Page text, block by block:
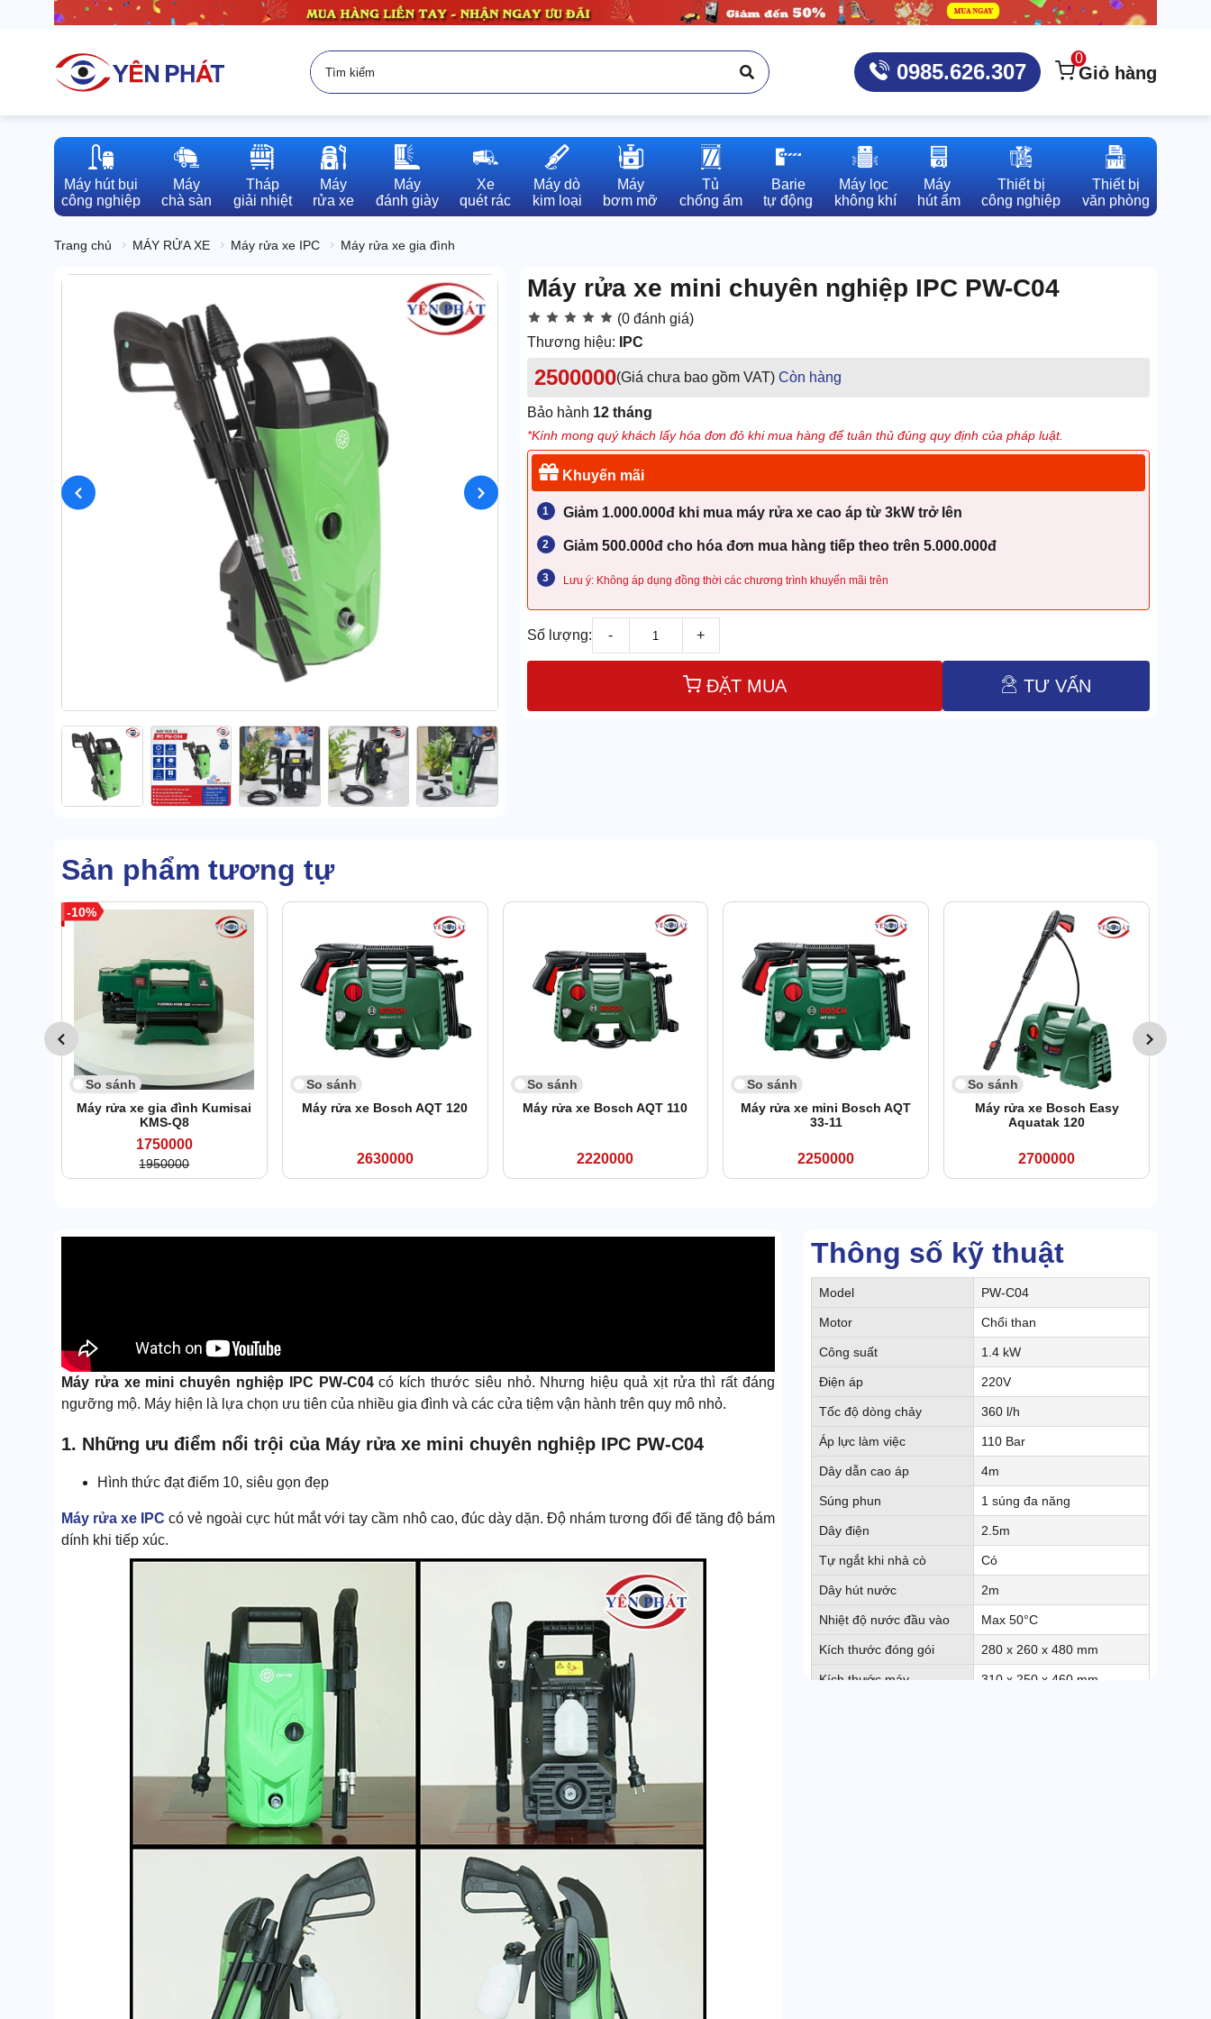
0985.626.307
0
Giỏ hàng
Máy hút bụi
công nghiệp
Máy
chà sàn
Tháp
giải nhiệt
Máy
rửa xe
Máy
đánh giày
Xe
quét rác
Máy dò
kim loại
Máy
bơm mỡ
Tủ
chống ẩm
Barie
tự động
Máy lọc
không khí
Máy
hút ẩm
Thiết bị
công nghiệp
Thiết bị
văn phòng
Trang chủ MÁY RỬA XE Máy rửa xe IPC Máy rửa xe gia đình
Máy rửa xe mini chuyên nghiệp IPC PW-C04
(0 đánh giá)
Thương hiệu:
IPC
2500000(Giá chưa bao gồm VAT) Còn hàng
Bảo hành 12 tháng
*Kính mong quý khách lấy hóa đơn đỏ khi mua hàng để tuân thủ đúng quy định của pháp luật.
Khuyến mãi
Giảm 1.000.000đ khi mua máy rửa xe cao áp từ 3kW trở lên
Giảm 500.000đ cho hóa đơn mua hàng tiếp theo trên 5.000.000đ
Lưu ý: Không áp dụng đồng thời các chương trình khuyến mãi trên
Số lượng: - +
ĐẶT MUA TƯ VẤN
Sản phẩm tương tự
10
So sánh
Máy rửa xe gia đình Kumisai
KMS-Q8
1750000
1950000
So sánh
Máy rửa xe Bosch AQT 120
2630000
So sánh
Máy rửa xe Bosch AQT 110
2220000
So sánh
Máy rửa xe mini Bosch AQT
33-11
2250000
So sánh
Máy rửa xe Bosch Easy
Aquatak 120
2700000
Thông số kỹ thuật
Model PW-C04
Motor Chổi than
Công suất 1.4 kW
Điện áp 220V
Tốc độ dòng chảy 360 l/h
Áp lực làm việc 110 Bar
Dây dẫn cao áp 4m
Súng phun 1 súng đa năng
Dây điện 2.5m
Tự ngắt khi nhả cò Có
Dây hút nước 2m
Nhiệt độ nước đầu vào Max 50°C
Kích thước đóng gói 280 x 260 x 480 mm
Kích thước máy 310 x 250 x 460 mm
Máy rửa xe mini chuyên nghiệp IPC PW-C04có kích thước siêu nhỏ. Nhưng hiệu quả xịt rửa thì rất đáng
ngưỡng mộ. Máy hiện là lựa chọn ưu tiên của nhiều gia đình và các cửa tiệm vận hành trên quy mô nhỏ.
1. Những ưu điểm nổi trội của Máy rửa xe mini chuyên nghiệp IPC PW-C04
Hình thức đạt điểm 10, siêu gọn đẹp
Máy rửa xe IPC có vẻ ngoài cực hút mắt với tay cầm nhô cao, đúc dày dặn. Độ nhám tương đối để tăng độ bám
dính khi tiếp xúc.